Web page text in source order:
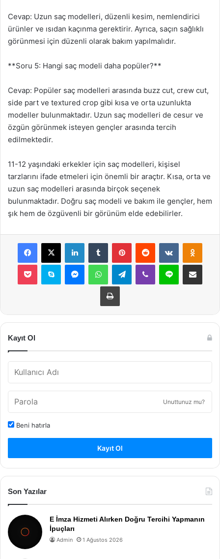
Cevap: Uzun saç modelleri, düzenli kesim, nemlendirici
ürünler ve ısıdan kaçınma gerektirir. Ayrıca, saçın sağlıklı
görünmesi için düzenli olarak bakım yapılmalıdır.
**Soru 5: Hangi saç modeli daha popüler?**
Cevap: Popüler saç modelleri arasında buzz cut, crew cut,
side part ve textured crop gibi kısa ve orta uzunlukta
modeller bulunmaktadır. Uzun saç modelleri de cesur ve
özgün görünmek isteyen gençler arasında tercih
edilmektedir.
11-12 yaşındaki erkekler için saç modelleri, kişisel
tarzlarını ifade etmeleri için önemli bir araçtır. Kısa, orta ve
uzun saç modelleri arasında birçok seçenek
bulunmaktadır. Doğru saç modeli ve bakım ile gençler, hem
şık hem de özgüvenli bir görünüm elde edebilirler.
Facebook
X LinkedInTumblr PinterestReddit VKontakte
Pocket Skype MessengerWhatsAppTelegramViber Line E-Posta ile
Yazdır
Kayıt Ol
Unuttunuz mu?
Beni hatırla
Kayıt Ol
Son Yazılar
E İmza Hizmeti Alırken Doğru Tercihi Yapmanın
İpuçları
Admin 1 Ağustos 2026